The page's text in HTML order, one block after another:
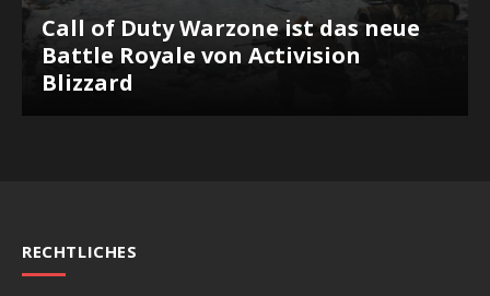
Call of Duty Warzone ist das neue
Battle Royale von Activision
Blizzard
RECHTLICHES